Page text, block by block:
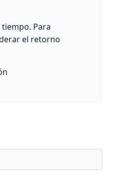
Para
el retorno